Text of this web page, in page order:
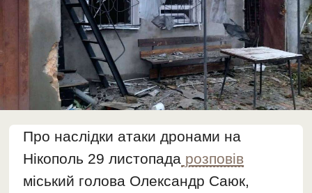
Про наслідки атаки дронами на
Нікополь 29 листопада розповів
міський голова Олександр Саюк,